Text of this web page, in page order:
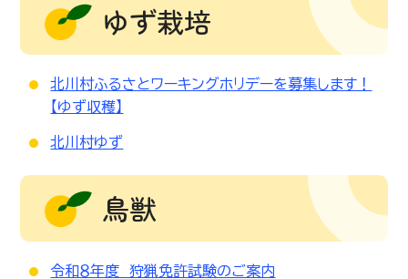
ゆず栽培
北川村ふるさとワーキングホリデーを募集します！
【ゆず収穫】
北川村ゆず
鳥獣
令和８年度 狩猟免許試験のご案内